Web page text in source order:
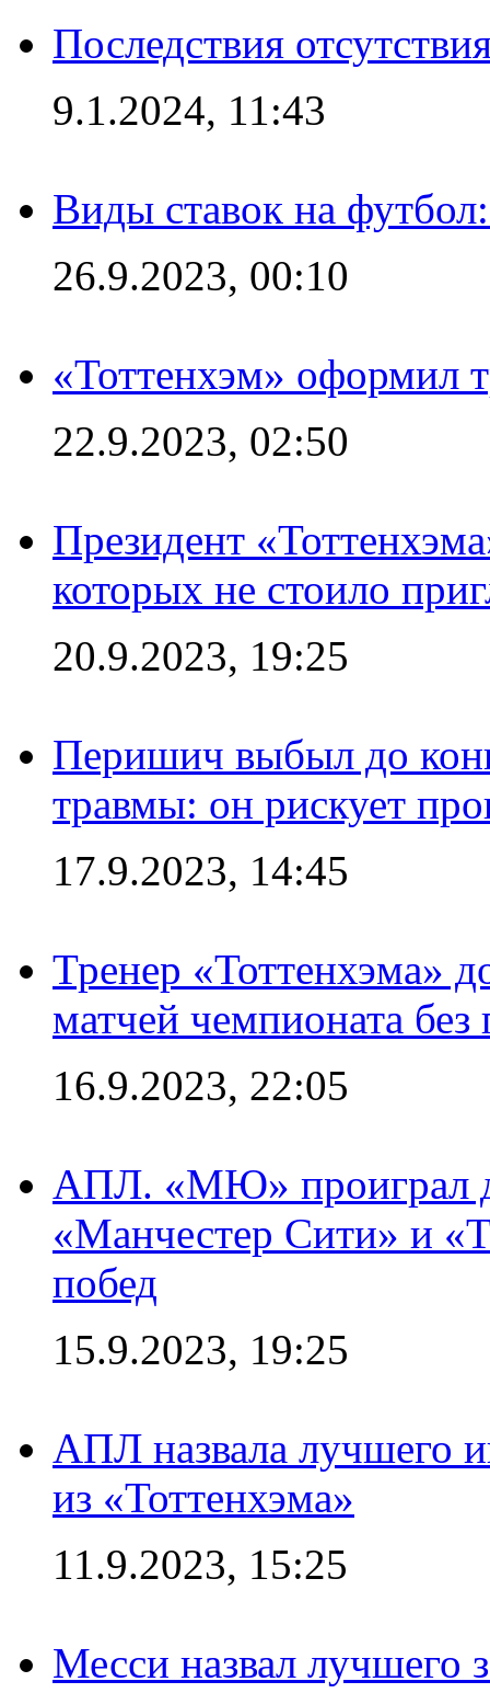
Последствия
9.1.2024, 11:43
Виды ставок на
26.9.2023, 00:10
«Тоттенхэм» оформил
22.9.2023, 02:50
Президент
которых не стоило
20.9.2023, 19:25
Перишич выбыл до
травмы: он рискует
17.9.2023, 14:45
Тренер «Тоттенхэма»
матчей чемпионата
16.9.2023, 22:05
АПЛ. «МЮ» проиграл
«Манчестер Сити» и
побед
15.9.2023, 19:25
АПЛ назвала лучшего
из «Тоттенхэма»
11.9.2023, 15:25
Месси назвал лучшего